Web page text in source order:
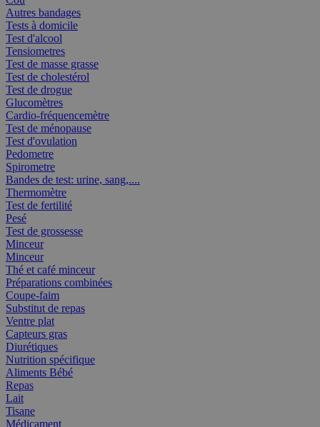
Autres bandages
Tests à domicile
Test d'alcool
Tensiometres
Test de masse grasse
Test de cholestérol
Test de drogue
Glucomètres
Cardio-fréquencemètre
Test de ménopause
Test d'ovulation
Pedometre
Spirometre
Bandes de test: urine, sang,....
Thermomètre
Test de fertilité
Pesé
Test de grossesse
Minceur
Minceur
Thé et café minceur
Préparations combinées
Coupe-faim
Substitut de repas
Ventre plat
Capteurs gras
Diurétiques
Nutrition spécifique
Aliments Bébé
Repas
Lait
Tisane
Médicament